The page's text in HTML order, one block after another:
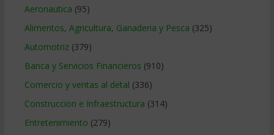
Aeronautica (95)
Alimentos, Agricultura, Ganaderia y Pesca (325)
Automotriz(379)
Banca y Servicios Financieros (910)
Comercio y ventas al detal (336)
Construccion e Infraestructura (314)
Entretenimiento (279)